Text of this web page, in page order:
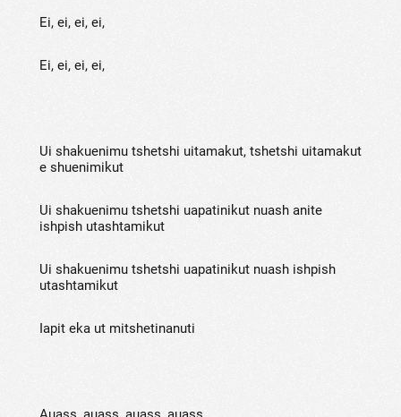
Ei, ei, ei, ei,
Ei, ei, ei, ei,
Ui shakuenimu tshetshi uitamakut, tshetshi uitamakut
e shuenimikut
Ui shakuenimu tshetshi uapatinikut nuash anite
ishpish utashtamikut
Ui shakuenimu tshetshi uapatinikut nuash ishpish
utashtamikut
Iapit eka ut mitshetinanuti